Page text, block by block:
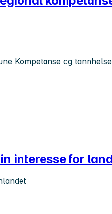
Kompetanse og tannhelse
interesse for